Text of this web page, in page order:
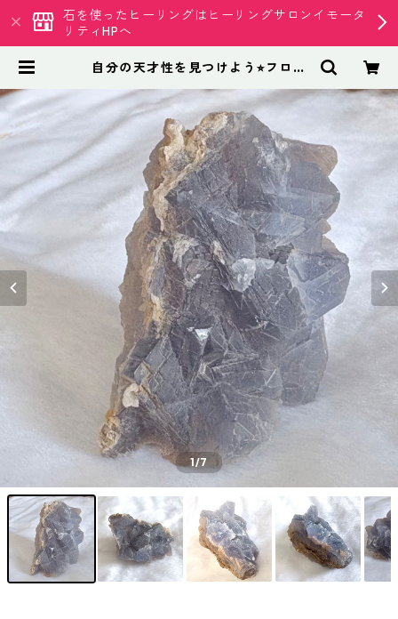
石を使ったヒーリングはヒーリングサロンイモータ
リティHPへ
自分の天才性を見つけよう⭐︎フロー
タリティ クリスタル
1/7